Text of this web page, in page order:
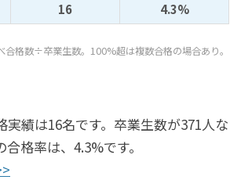
16 4.3%
合格数÷卒業生数。100%超は複数合格の場合あり。
実績は16名です。卒業生数が371人な
格率は、4.3%です。